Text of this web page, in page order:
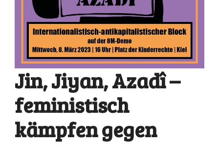
Jin, Jiyan, Azadî –
feministisch
kämpfen gegen